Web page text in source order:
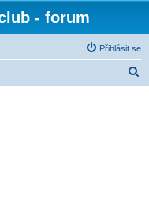
- forum
Přihlásit se